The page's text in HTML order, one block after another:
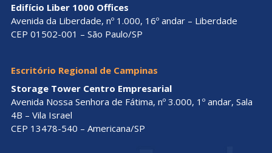
Edifício Liber 1000 Offices
Avenida da Liberdade, nº 1.000, 16º andar – Liberdade
CEP 01502-001 – São Paulo/SP
Escritório Regional de Campinas
Storage Tower Centro Empresarial
Avenida Nossa Senhora de Fátima, nº 3.000, 1º andar, Sala
4B – Vila Israel
CEP 13478-540 – Americana/SP